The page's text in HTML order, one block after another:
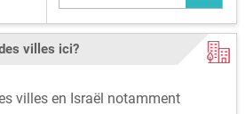
villes ici?
villes en Israël notamment